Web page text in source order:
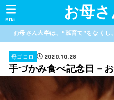
お母
MENU
お母さん大学は、“孤育て”をなく
母ゴコロ 2020.10.28
手づかみ食べ記念日－